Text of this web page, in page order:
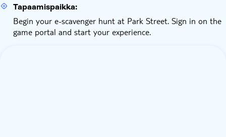
Tapaamispaikka:
Begin your e-scavenger hunt at Park Street. Sign in on the
game portal and start your experience.